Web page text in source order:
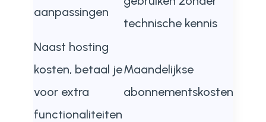
aanpassingen
technische kennis
Naast hosting
kosten, betaal je
voor extra
functionaliteiten
Maandelijkse
abonnementskosten